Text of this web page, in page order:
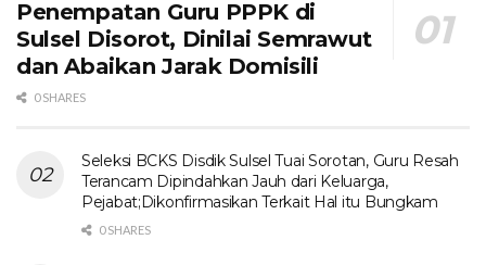
Penempatan Guru PPPK di
Sulsel Disorot, Dinilai Semrawut
dan Abaikan Jarak Domisili
0 SHARES
Seleksi BCKS Disdik Sulsel Tuai Sorotan, Guru Resah
Terancam Dipindahkan Jauh dari Keluarga,
Pejabat;Dikonfirmasikan Terkait Hal itu Bungkam
0 SHARES